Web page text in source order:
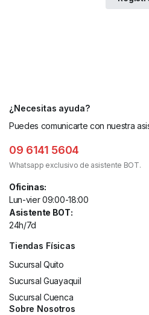
¿Necesitas ayuda?
Puedes comunicarte con nuestra
09 6141 5604
Whatsapp exclusivo de asistente BOT.
Oficinas:
Lun-vier 09:00-18:00
Asistente BOT:
24h/7d
Tiendas Físicas
Sucursal Quito
Sucursal Guayaquil
Sucursal Cuenca
Sobre Nosotros